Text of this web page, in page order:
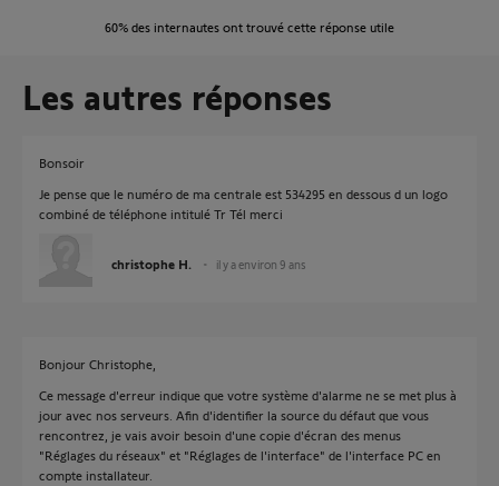
60% des internautes ont trouvé cette réponse utile
Les autres réponses
Bonsoir
Je pense que le numéro de ma centrale est 534295 en dessous d un logo
combiné de téléphone intitulé Tr Tél merci
christophe H. il y a environ 9 ans
Bonjour Christophe,
Ce message d'erreur indique que votre système d'alarme ne se met plus à
jour avec nos serveurs. Afin d'identifier la source du défaut que vous
rencontrez, je vais avoir besoin d'une copie d'écran des menus
"Réglages du réseaux" et "Réglages de l'interface" de l'interface PC en
compte installateur.